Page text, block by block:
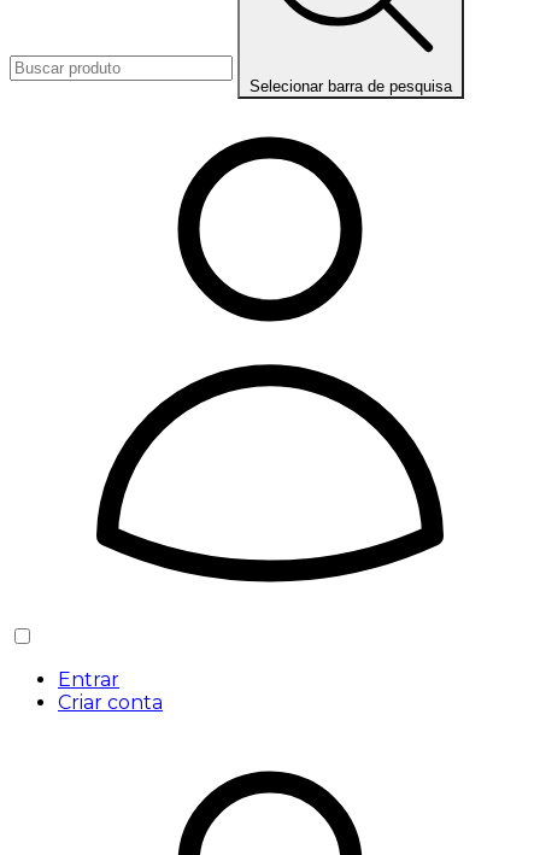
Selecionar barra de pesquisa
Entrar
Criar conta